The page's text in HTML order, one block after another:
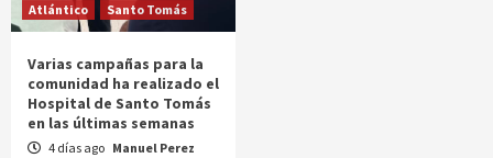
Atlántico Santo Tomás
Varias campañas para la
comunidad ha realizado el
Hospital de Santo Tomás
en las últimas semanas
4 días ago Manuel Perez